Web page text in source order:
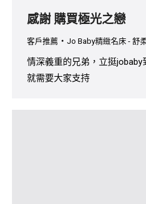
感謝 購買極光之戀
客戶推薦 Jo Baby精緻名床 - 舒
情深義重的兄弟，立挺
就需要大家支持